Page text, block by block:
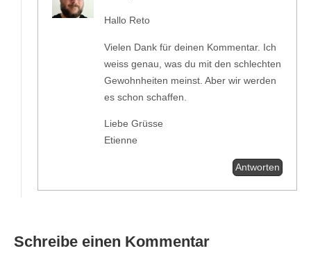
Hallo Reto
Vielen Dank für deinen Kommentar. Ich
weiss genau, was du mit den schlechten
Gewohnheiten meinst. Aber wir werden
es schon schaffen.
Liebe Grüsse
Etienne
Antworten
Schreibe einen Kommentar